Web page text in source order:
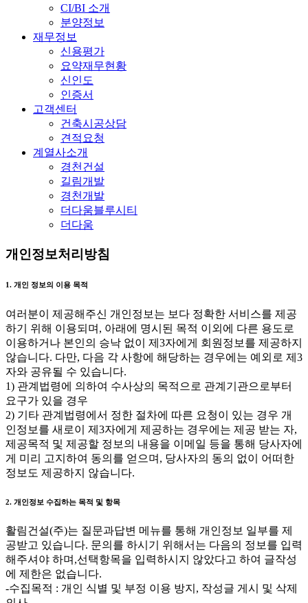
CI/BI 소개
분양정보
재무정보
신용평가
요약재무현황
신인도
인증서
고객센터
건축시공상담
견적요청
계열사소개
경천건설
길림개발
경천개발
더다움블루시티
더다움
개인정보처리방침
1. 개인 정보의 이용 목적
여러분이 제공해주신 개인정보는 보다 정확한 서비스를 제공
하기 위해 이용되며, 아래에 명시된 목적 이외에 다른 용도로
이용하거나 본인의 승낙 없이 제3자에게 회원정보를 제공하지
않습니다. 다만, 다음 각 사항에 해당하는 경우에는 예외로 제3
자와 공유될 수 있습니다.
1) 관계법령에 의하여 수사상의 목적으로 관계기관으로부터
요구가 있을 경우
2) 기타 관계법령에서 정한 절차에 따른 요청이 있는 경우 개
인정보를 새로이 제3자에게 제공하는 경우에는 제공 받는 자,
제공목적 및 제공할 정보의 내용을 이메일 등을 통해 당사자에
게 미리 고지하여 동의를 얻으며, 당사자의 동의 없이 어떠한
정보도 제공하지 않습니다.
2. 개인정보 수집하는 목적 및 항목
활림건설(주)는 질문과답변 메뉴를 통해 개인정보 일부를 제
공받고 있습니다. 문의를 하시기 위해서는 다음의 정보를 입력
해주셔야 하며,선택항목을 입력하시지 않았다고 하여 글작성
에 제한은 없습니다.
-수집목적 : 개인 식별 및 부정 이용 방지, 작성글 게시 및 삭제